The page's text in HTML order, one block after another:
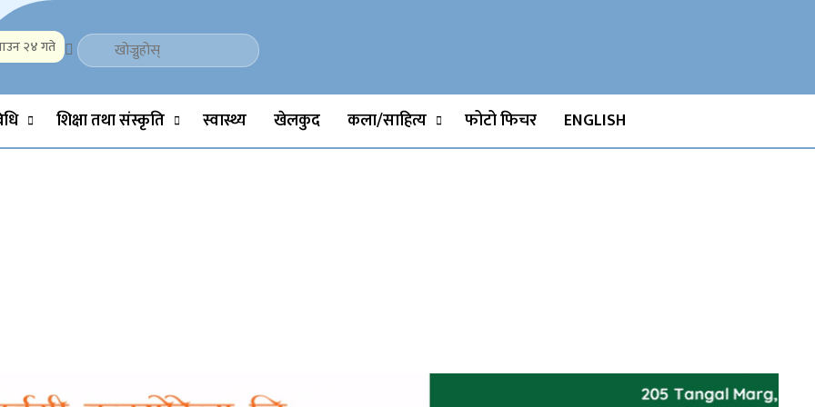
Science, Technology, Social, Media, Sports, Youth, Model Watch, Movies
२४ गते
शिक्षा तथा संस्कृति स्वास्थ्य खेलकुद कला/साहित्य फोटो फिचर ENGLISH